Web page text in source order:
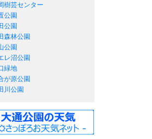
樹芸センター
公園
公園
森林公園
公園
レ沼公園
緑地
が原公園
川公園